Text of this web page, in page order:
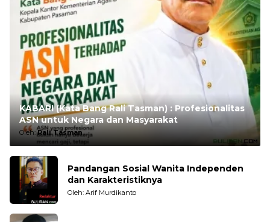
KABARI (Kata Bang Rali Tasman) : Profesionalitas
ASN untuk Negara dan Masyarakat
Oleh:Rali Tasman
Pandangan Sosial Wanita Independen
dan Karakteristiknya
Oleh: Arif Murdikanto